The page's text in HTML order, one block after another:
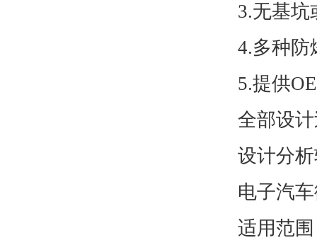
3.无基坑
4.多种防
5.提供
全部设
设计分
电子汽
适用范围